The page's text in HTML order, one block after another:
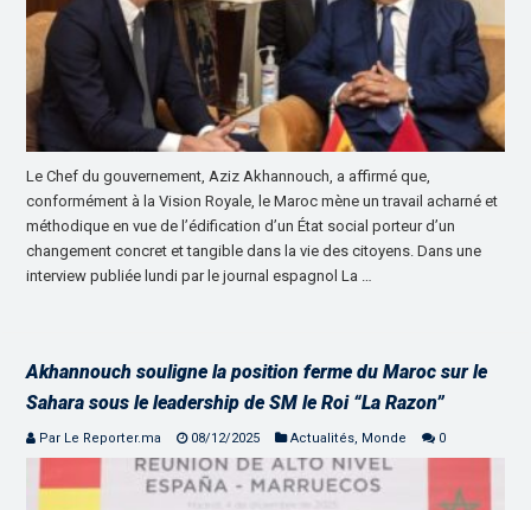
Le Chef du gouvernement, Aziz Akhannouch, a affirmé que,
conformément à la Vision Royale, le Maroc mène un travail acharné et
méthodique en vue de l’édification d’un État social porteur d’un
changement concret et tangible dans la vie des citoyens. Dans une
interview publiée lundi par le journal espagnol La …
Akhannouch souligne la position ferme du Maroc sur le
Sahara sous le leadership de SM le Roi “La Razon”
Par Le Reporter.ma 08/12/2025 Actualités, Monde 0